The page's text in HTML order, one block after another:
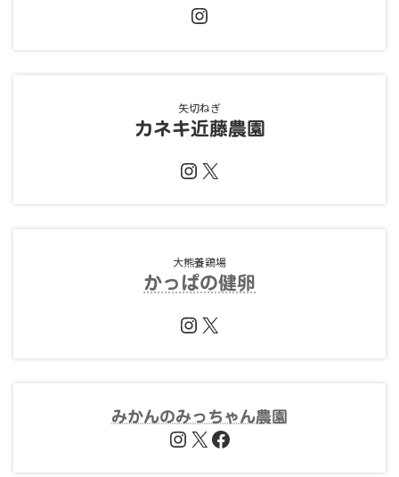
Instagram
矢切ねぎ
カネキ近藤農園
Instagram
X
大熊養鶏場
かっぱの健卵
Instagram
X
みかんのみっちゃん農園
Instagram
X Facebook